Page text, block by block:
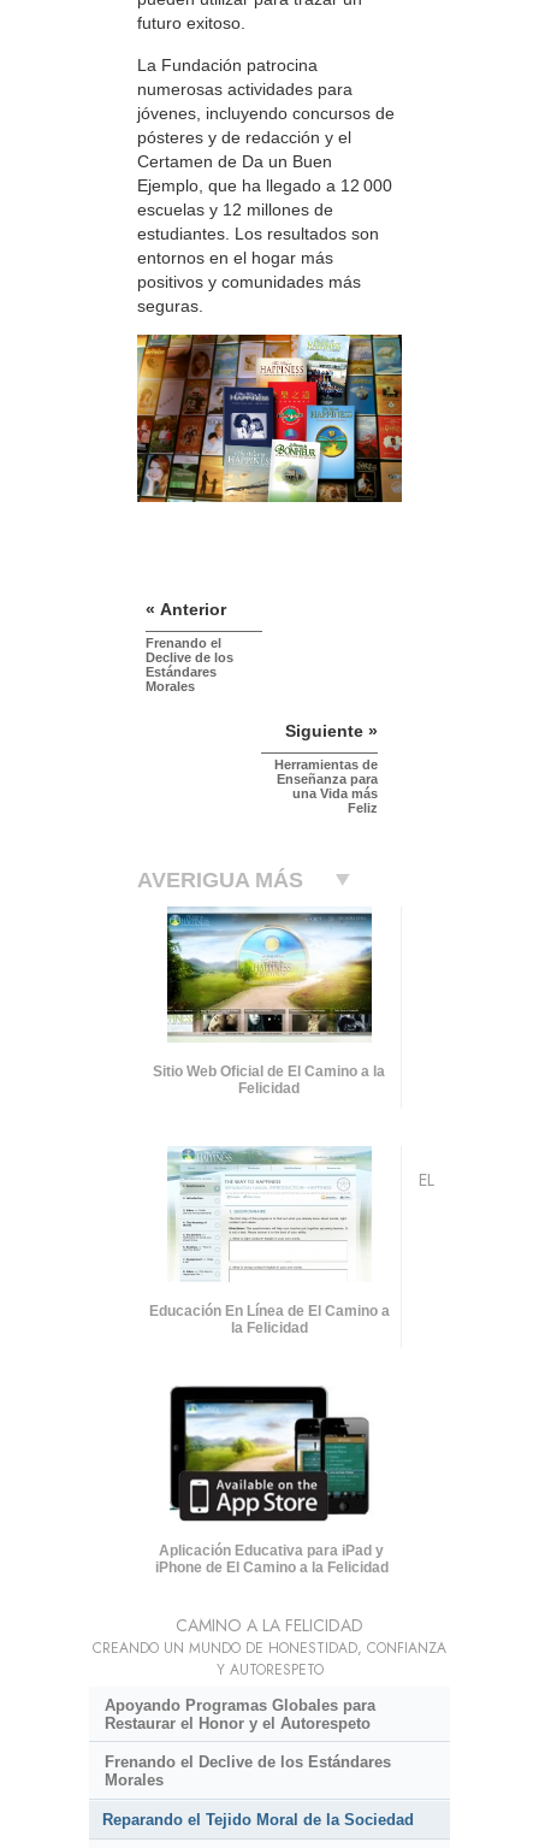
futuro exitoso.
La Fundación patrocina
numerosas actividades para
jóvenes, incluyendo concursos de
pósteres y de redacción y el
Certamen de Da un Buen
Ejemplo, que ha llegado a 12 000
escuelas y 12 millones de
estudiantes. Los resultados son
entornos en el hogar más
positivos y comunidades más
seguras.
« Anterior
Frenando el
Declive de los
Estándares
Morales
Siguiente »
Herramientas de
Enseñanza para
una Vida más
Feliz
AVERIGUA MÁS
Sitio Web Oficial de El Camino a la
Felicidad
Educación En Línea de El Camino a
la Felicidad
Aplicación Educativa para iPad y
iPhone de El Camino a la Felicidad
EL
CAMINO A LA FELICIDAD
CREANDO UN MUNDO DE HONESTIDAD, CONFIANZA
Y AUTORESPETO
Apoyando Programas Globales para
Restaurar el Honor y el Autorespeto
Frenando el Declive de los Estándares
Morales
Reparando el Tejido Moral de la Sociedad